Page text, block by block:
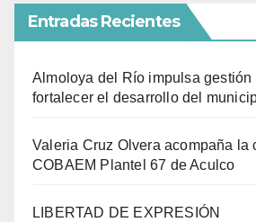
Entradas Recientes
Almoloya del Río impulsa gestión
fortalecer el desarrollo del
Valeria Cruz Olvera acompaña la
COBAEM Plantel 67 de Aculco
LIBERTAD DE EXPRESIÓN